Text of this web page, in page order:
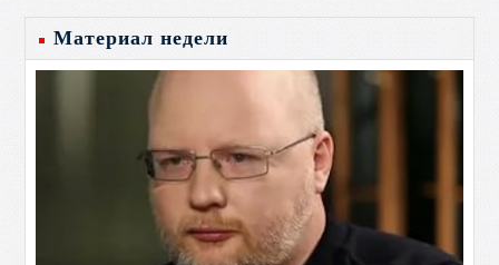
Материал недели